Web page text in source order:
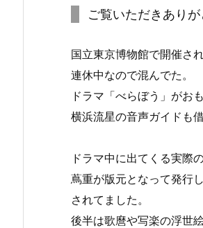
ご覧いただきあり
国立東京博物館で開催さ
連休中なので混んでた。
ドラマ「べらぼう」がお
横浜流星の音声ガイドも借
ドラマ中に出てくる実際
蔦重が版元となって発行
されてました。
後半は歌麿や写楽の浮世